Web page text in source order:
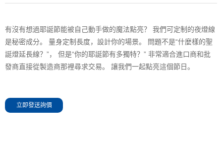
有沒有想過耶誕節能被自己動手做的魔法點亮？ 我們可定制的夜燈線
是秘密成分。 量身定制長度，設計你的場景。 問題不是“什麼樣的聖
誕燈延長線？”， 但是“你的耶誕節有多獨特？” 非常適合進口商和批
發商直接從製造商那裡尋求交易。 讓我們一起點亮這個節日。
立即發送詢價